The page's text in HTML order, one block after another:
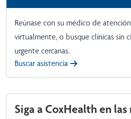
Reúnase con su médico de
virtualmente, o busque clínicas sin
urgente cercanas.
Buscar asistencia
Siga a CoxHealth en